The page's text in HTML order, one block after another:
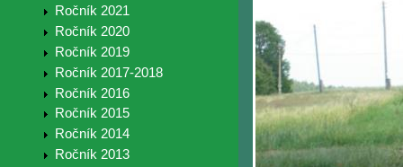
Ročník 2021
Ročník 2020
Ročník 2019
Ročník 2017-2018
Ročník 2016
Ročník 2015
Ročník 2014
Ročník 2013